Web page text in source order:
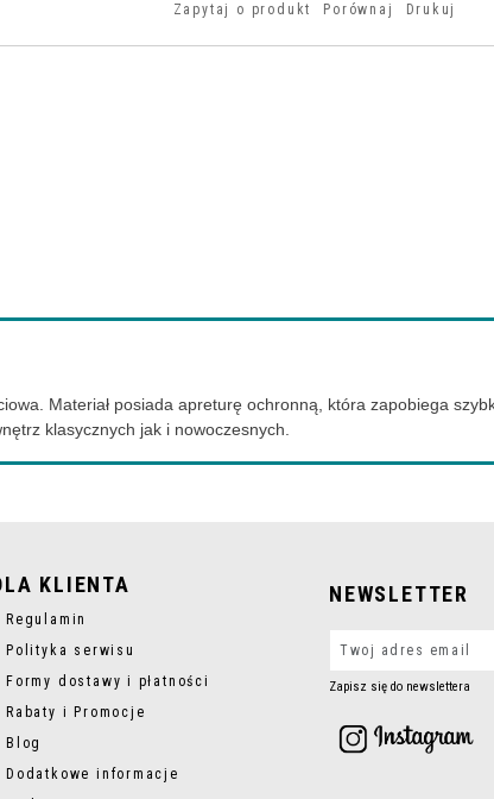
Zapytaj o produkt Porównaj Drukuj
Materiał posiada apreturę ochronną, która zapobiega
klasycznych jak i nowoczesnych.
KLIENTA
Regulamin
Polityka serwisu
Formy dostawy i płatności
Rabaty i Promocje
Blog
Dodatkowe informacje
NEWSLETTER
Zapisz się do newslettera